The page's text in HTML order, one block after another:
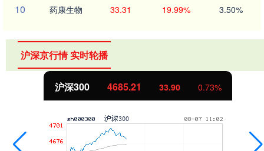
10 药康生物 33.31 19.99% 3.50%
沪深京行情 实时轮播
沪深300 4685.21 33.90 0.73%